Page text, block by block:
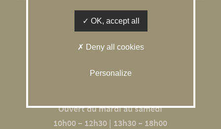
SOLOGNE CONSEIL IMMOBILIER
L’agence du Caquetoire
41600 SOUVIGNY EN SOLOGNE
Ouvert du mardi au samedi
10h00 – 12h30 | 13h30 – 18h00
OK, accept all
Deny all cookies
Personalize